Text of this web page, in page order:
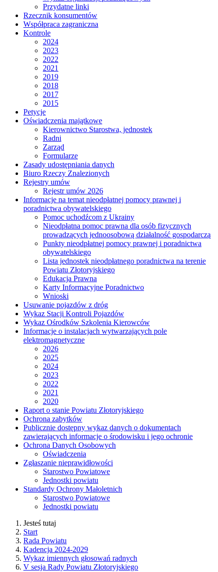
Przydatne linki
Rzecznik konsumentów
Współpraca zagraniczna
Kontrole
2024
2023
2022
2021
2019
2018
2017
2015
Petycje
Oświadczenia majątkowe
Kierownictwo Starostwa, jednostek
Radni
Zarząd
Formularze
Zasady udostępniania danych
Biuro Rzeczy Znalezionych
Rejestry umów
Rejestr umów 2026
Informacje na temat nieodpłatnej pomocy prawnej i
poradnictwa obywatelskiego
Pomoc uchodźcom z Ukrainy
Nieodpłatna pomoc prawna dla osób fizycznych
prowadzących jednoosobową działalność gospodarczą
Punkty nieodpłatnej pomocy prawnej i poradnictwa
obywatelskiego
Lista jednostek nieodpłatnego poradnictwa na terenie
Powiatu Złotoryjskiego
Edukacja Prawna
Karty Informacyjne Poradnictwo
Wnioski
Usuwanie pojazdów z dróg
Wykaz Stacji Kontroli Pojazdów
Wykaz Ośrodków Szkolenia Kierowców
Informacje o instalacjach wytwarzających pole
elektromagnetyczne
2026
2025
2024
2023
2022
2021
2020
Raport o stanie Powiatu Złotoryjskiego
Ochrona zabytków
Publicznie dostępny wykaz danych o dokumentach
zawierających informacje o środowisku i jego ochronie
Ochrona Danych Osobowych
Oświadczenia
Zgłaszanie nieprawidłowości
Starostwo Powiatowe
Jednostki powiatu
Standardy Ochrony Małoletnich
Starostwo Powiatowe
Jednostki powiatu
Jesteś tutaj
Start
Rada Powiatu
Kadencja 2024-2029
Wykaz imiennych głosowań radnych
V sesja Rady Powiatu Złotoryjskiego